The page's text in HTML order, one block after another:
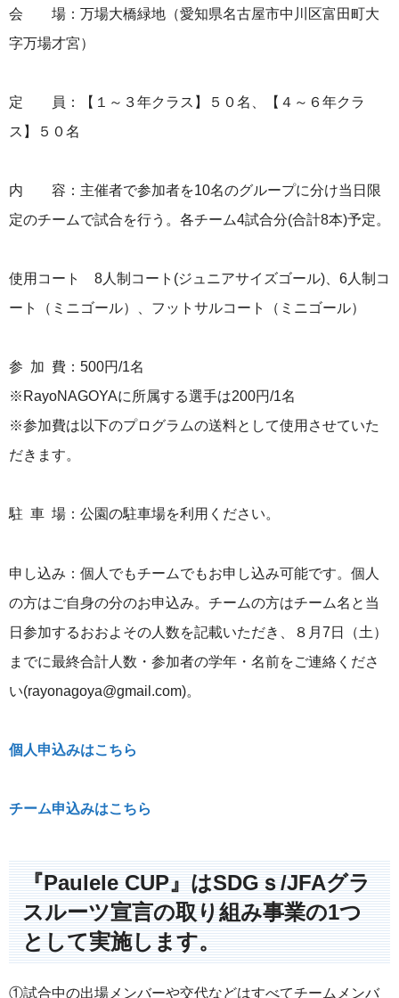
会 場：万場大橋緑地（愛知県名古屋市中川区富田町大
字万場才宮）
定 員：【１～３年クラス】５０名、【４～６年クラ
ス】５０名
内 容：主催者で参加者を10名のグループに分け当日限
定のチームで試合を行う。各チーム4試合分(合計8本)予定。
使用コート 8人制コート(ジュニアサイズゴール)、6人制コ
ート（ミニゴール）、フットサルコート（ミニゴール）
参 加 費：500円/1名
※RayoNAGOYAに所属する選手は200円/1名
※参加費は以下のプログラムの送料として使用させていた
だきます。
駐 車 場：公園の駐車場を利用ください。
申し込み：個人でもチームでもお申し込み可能です。個人
の方はご自身の分のお申込み。チームの方はチーム名と当
日参加するおおよその人数を記載いただき、８月7日（土）
までに最終合計人数・参加者の学年・名前をご連絡くださ
い(rayonagoya@gmail.com)。
個人申込みはこちら
チーム申込みはこちら
『Paulele CUP』はSDGｓ/JFAグラ
スルーツ宣言の取り組み事業の1つ
として実施します。
①試合中の出場メンバーや交代などはすべてチームメンバ